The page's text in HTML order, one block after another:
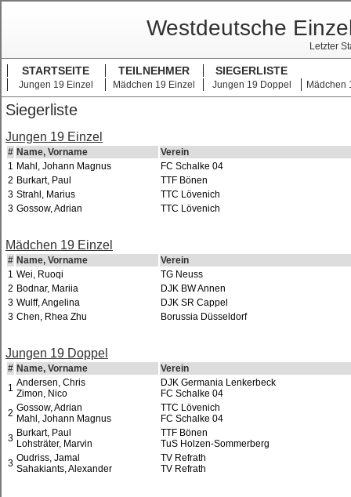
Westdeutsche
Letzter
STARTSEITE TEILNEHMER SIEGERLISTE
Jungen 19 Einzel Mädchen 19 Einzel Jungen 19 Doppel Mädchen
Siegerliste
Jungen 19 Einzel
# Name, Vorname
Verein
1 Mahl, Johann Magnus
FC Schalke 04
2 Burkart, Paul
TTF Bönen
3 Strahl, Marius
TTC Lövenich
3 Gossow, Adrian TTC Lövenich
Mädchen 19 Einzel
# Name, Vorname
Verein
1 Wei, Ruoqi
TG Neuss
2 Bodnar, Mariia
DJK BW Annen
3 Wulff, Angelina
DJK SR Cappel
3 Chen, Rhea Zhu Borussia Düsseldorf
Jungen 19 Doppel
# Name, Vorname
Verein
1 Andersen, Chris
Zimon, Nico
DJK Germania Lenkerbeck
FC Schalke 04
2 Gossow, Adrian
Mahl, Johann Magnus
TTC Lövenich
FC Schalke 04
3 Burkart, Paul
Lohsträter, Marvin
TTF Bönen
TuS Holzen-Sommerberg
3 Oudriss, Jamal
Sahakiants, Alexander
TV Refrath
TV Refrath